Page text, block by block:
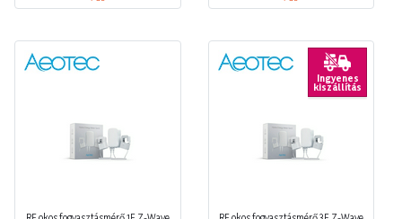
Ingyenes
kiszállítás